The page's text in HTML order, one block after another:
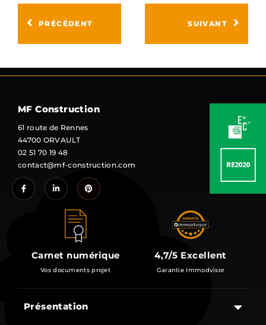
PRÉCÉDENT SUIVANT
MF Construction
61 route de Rennes
44700 ORVAULT
02 51 70 19 48
contact@mf-construction.com
Carnet numérique
Vos documents projet
4,7/5 Excellent
Garantie Immodvisor
Présentation